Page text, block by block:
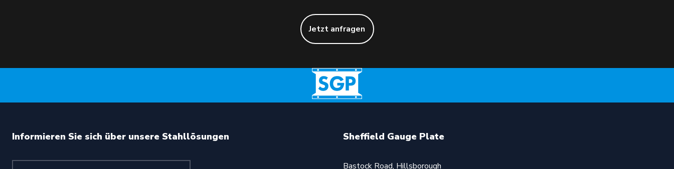
Jetzt anfragen
Informieren Sie sich über unsere Stahllösungen Sheffield Gauge Plate
Bastock Road, Hillsborough